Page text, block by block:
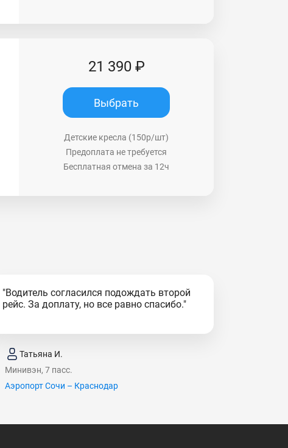
21 390 ₽
Выбрать
Детские кресла (150р/шт)
Предоплата не требуется
Бесплатная отмена за 12ч
"Водитель согласился подождать второй
рейс. За доплату, но все равно спасибо."
Татьяна И.
Минивэн, 7 пасс.
Аэропорт Сочи – Краснодар